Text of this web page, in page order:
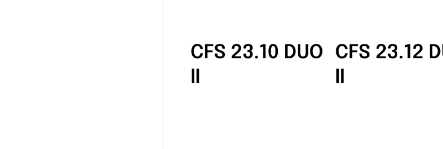
CFS 23.10 DUO
II
CFS 23.12
II